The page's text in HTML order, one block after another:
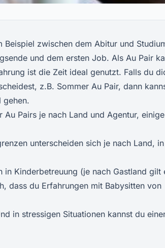
Beispiel zwischen dem Abitur und
und dem ersten Job. Als Au Pair
ist die Zeit ideal genutzt. Falls du
z.B. Sommer Au Pair, dann
gehen.
Pairs je nach Land und Agentur, einige
unterscheiden sich je nach Land,
Kinderbetreuung (je nach Gastland gilt
dass du Erfahrungen mit Babysitten von
in stressigen Situationen kannst du